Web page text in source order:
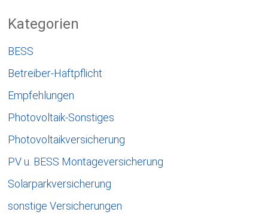
Kategorien
BESS
Betreiber-Haftpflicht
Empfehlungen
Photovoltaik-Sonstiges
Photovoltaikversicherung
PV u. BESS Montageversicherung
Solarparkversicherung
sonstige Versicherungen